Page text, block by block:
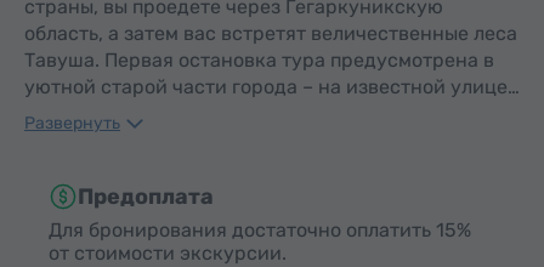
страны, вы проедете через Гегаркуникскую
область, а затем вас встретят величественные леса
Тавуша. Первая остановка тура предусмотрена в
уютной старой части города – на известной улице…
Развернуть
Предоплата
Для бронирования достаточно оплатить 15%
от стоимости экскурсии.